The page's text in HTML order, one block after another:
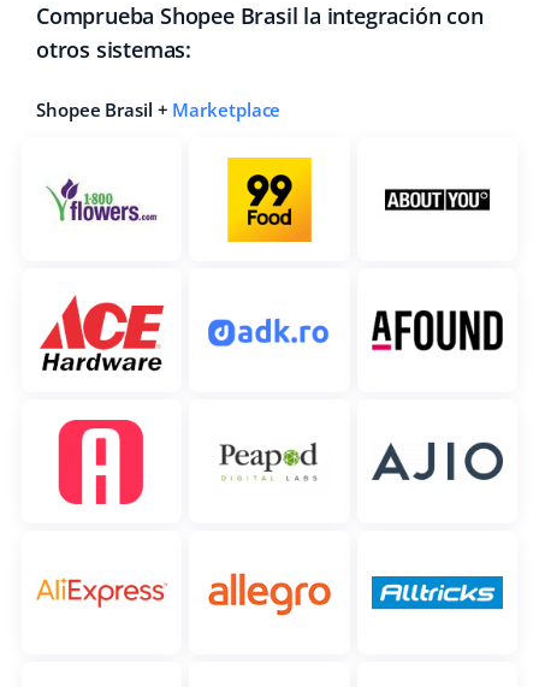
Comprueba Shopee Brasil la integración con
otros sistemas:
Shopee Brasil + Marketplace